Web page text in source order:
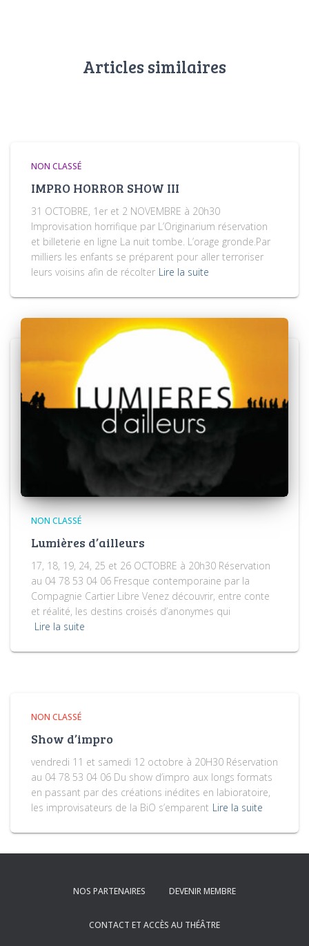
Articles similaires
NON CLASSÉ
IMPRO HORROR SHOW III
31 OCTOBRE, 1er et 2 NOVEMBRE à 20h30
Improvisation horrifique par L’Originarium réservation
et billeterie en ligne La nuit tombe. L’orage gronde.Par
milliers les enfants se préparent pour aller terroriser
leurs voisins afin de récolter Lire la suite
NON CLASSÉ
Lumières d’ailleurs
17, 18, 19, 24, 25 et 26 OCTOBRE à 20h30 Réservation
au 04 78 53 04 06 Fresque contemporaine par la
Compagnie Cartier Libre Venez découvrir, entre conte
et réalité, les destins croisés d’anonymes qui
Lire la suite
NON CLASSÉ
Show d’impro
vendredi 11 et samedi 12 octobre à 20H30 Réservation
au 04 78 53 04 06 Du show d’impro aux longs formats
en passant par des créations inédites en labioratoire,
les improvisateurs de la BiO s’emparent Lire la suite
NOS PARTENAIRES DEVENIR MEMBRE
CONTACT ET ACCÈS AU THÉÂTRE